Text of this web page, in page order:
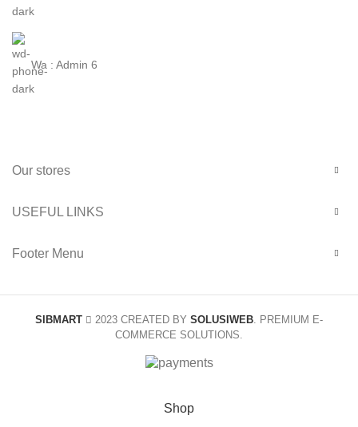
Wa : Admin 6
Our stores
USEFUL LINKS
Footer Menu
SIBMART 2023 CREATED BY SOLUSIWEB. PREMIUM E-
COMMERCE SOLUTIONS.
Shop